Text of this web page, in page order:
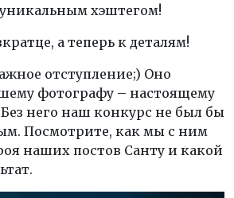
хэштегом!
а теперь к деталям!
отступление;) Оно
фотографу – настоящему
него наш конкурс не был бы
Посмотрите, как мы с ним
наших постов Санту и какой